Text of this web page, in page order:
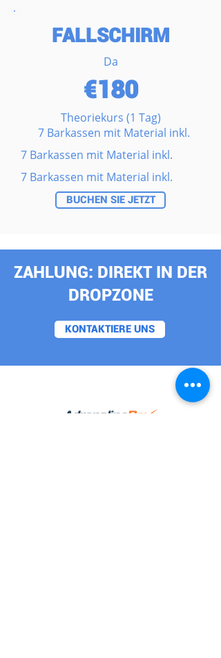
FALLSCHIRM
Da
€180
Theoriekurs (1 Tag)
7 Barkassen mit Material inkl.
7 Barkassen mit Material inkl.
7 Barkassen mit Material inkl.
BUCHEN SIE JETZT
ZAHLUNG: DIREKT IN DER
DROPZONE
KONTAKTIERE UNS